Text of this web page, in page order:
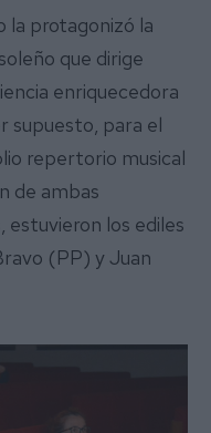
la protagonizó la
que dirige
enriquecedora
supuesto, para el
repertorio musical
de ambas
estuvieron los ediles
(PP) y Juan